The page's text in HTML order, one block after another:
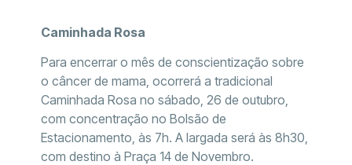
Caminhada Rosa
Para encerrar o mês de conscientização sobre
o câncer de mama, ocorrerá a tradicional
Caminhada Rosa no sábado, 26 de outubro,
com concentração no Bolsão de
Estacionamento, às 7h. A largada será às 8h30,
com destino à Praça 14 de Novembro.